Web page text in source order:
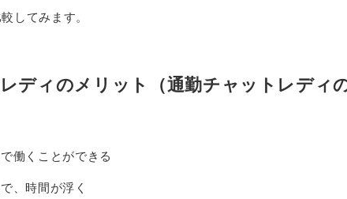
してみます。
ディのメリット（通勤チャットレディ
働くことができる
、時間が浮く